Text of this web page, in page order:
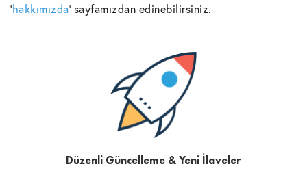
'hakkımızda' sayfamızdan edinebilirsiniz.
Düzenli Güncelleme & Yeni İlaveler